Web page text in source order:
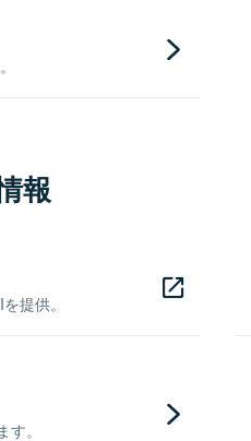
報
提供。
。